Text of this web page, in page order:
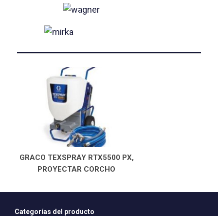
GRACO TEXSPRAY RTX5500 PX,
PROYECTAR CORCHO
Categorías del producto